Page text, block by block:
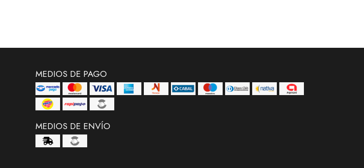
MEDIOS DE PAGO
MEDIOS DE ENVÍO